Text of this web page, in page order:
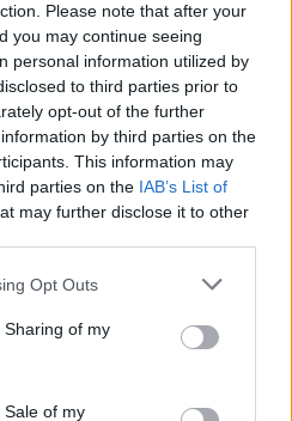
Please note that after your
you may continue seeing
personal information utilized by
to third parties prior to
opt-out of the further
by third parties on the
This information may
parties on the IAB’s List of
may further disclose it to other
app uses one or more Google
behaviour. You may click to
and its third-party tags to
purposes in below Google
Opt Outs
of my
of my
Δυτικού Νείλου: 23 νέα
- Ποιες περιοχές
ΓΙΆΝΝΗΣ ΤΣΟΎΡΤΗΣ